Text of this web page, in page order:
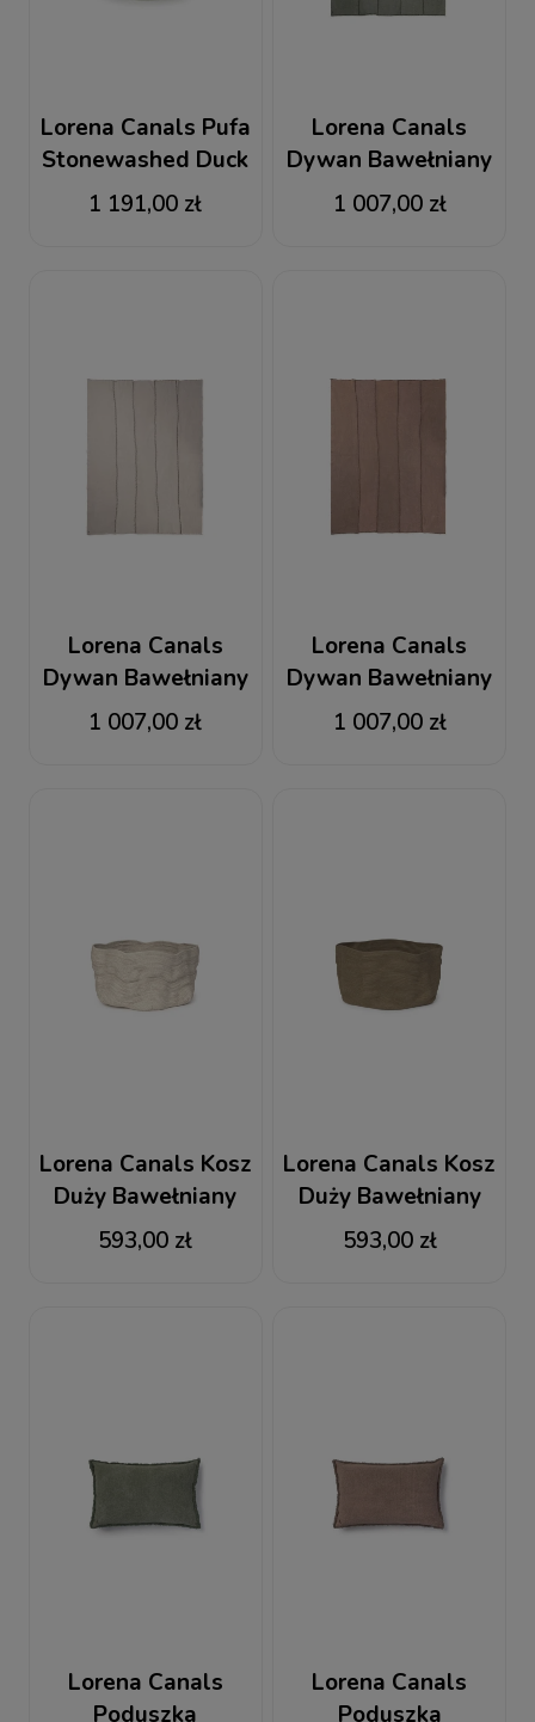
Lorena Canals Pufa
Stonewashed Duck
Green
1 191,00 zł
Lorena Canals
Dywan Bawełniany
Stonewashed Duck
Green 165 x 210 cm
1 007,00 zł
Lorena Canals
Dywan Bawełniany
Stonewashed New
Grey 165 x 210 cm
1 007,00 zł
Lorena Canals
Dywan Bawełniany
Stonewashed Soil
Brown 165 x 210 cm
1 007,00 zł
Lorena Canals Kosz
Duży Bawełniany
Stonewashed Wide
Natural
593,00 zł
Lorena Canals Kosz
Duży Bawełniany
Stonewashed Wide
Soil Brown
593,00 zł
Lorena Canals
Poduszka
Lorena Canals
Poduszka